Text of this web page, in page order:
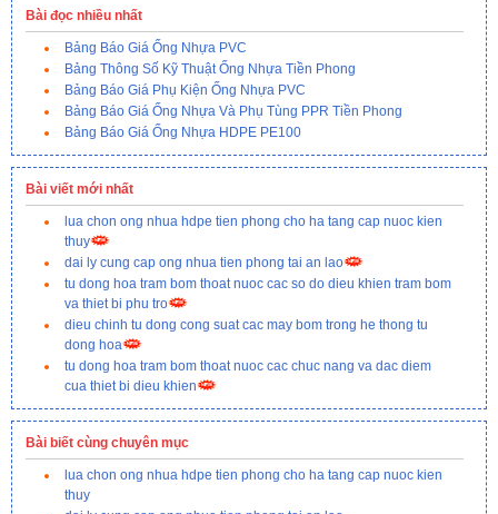
Bài đọc nhiều nhất
Bảng Báo Giá Ống Nhựa PVC
Bảng Thông Số Kỹ Thuật Ống Nhựa Tiền Phong
Bảng Báo Giá Phụ Kiện Ống Nhựa PVC
Bảng Báo Giá Ống Nhựa Và Phụ Tùng PPR Tiền Phong
Bảng Báo Giá Ống Nhựa HDPE PE100
Bài viết mới nhất
lua chon ong nhua hdpe tien phong cho ha tang cap nuoc kien
thuy
dai ly cung cap ong nhua tien phong tai an lao
tu dong hoa tram bom thoat nuoc cac so do dieu khien tram bom
va thiet bi phu tro
dieu chinh tu dong cong suat cac may bom trong he thong tu
dong hoa
tu dong hoa tram bom thoat nuoc cac chuc nang va dac diem
cua thiet bi dieu khien
Bài biết cùng chuyên mục
lua chon ong nhua hdpe tien phong cho ha tang cap nuoc kien
thuy